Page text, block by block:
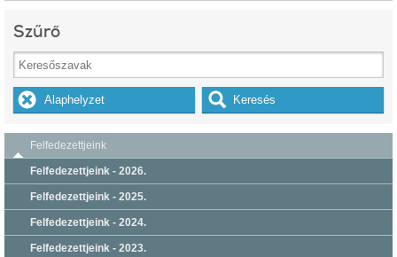
Szűrő
Felfedezettjeink
Felfedezettjeink - 2026.
Felfedezettjeink - 2025.
Felfedezettjeink - 2024.
Felfedezettjeink - 2023.